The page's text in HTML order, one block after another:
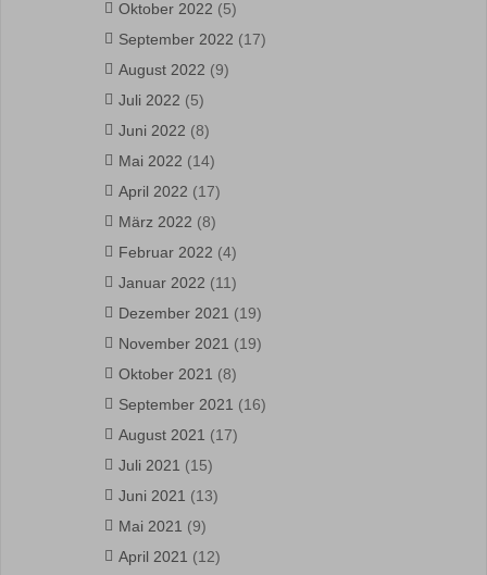
Oktober 2022 (5)
September 2022 (17)
August 2022 (9)
Juli 2022 (5)
Juni 2022 (8)
Mai 2022 (14)
April 2022 (17)
März 2022 (8)
Februar 2022 (4)
Januar 2022 (11)
Dezember 2021 (19)
November 2021 (19)
Oktober 2021 (8)
September 2021 (16)
August 2021 (17)
Juli 2021 (15)
Juni 2021 (13)
Mai 2021 (9)
April 2021 (12)